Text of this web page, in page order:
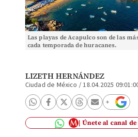
Las playas de Acapulco son de las
cada temporada de huracanes.
LIZETH HERNÁNDEZ
Ciudad de México /18.04.2025
Únete al canal